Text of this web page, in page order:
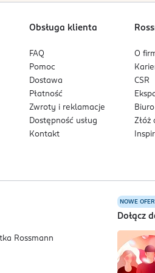
Obsługa klienta
FAQ
Pomoc
Dostawa
Płatność
Zwroty i reklamacje
Dostępność usług
Kontakt
O
CSR
Złóż
NOWE
Dołącz